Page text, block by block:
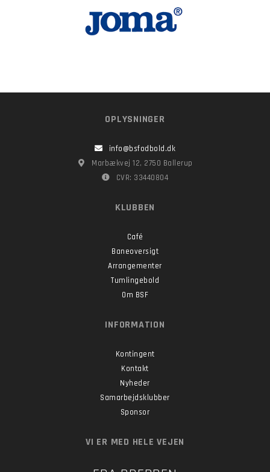
OPLYSNINGER
info@bsfodbold.dk
Marbækvej 12, 2750 Ballerup
CVR: 33440804
KLUBBEN
Café
Baneoversigt
Arrangementer
Tumlingebold
Om BSF
INFORMATION
Kontingent
Kontakt
Nyheder
Samarbejdsklubber
Sponsor
VI ER MED HELE VEJEN